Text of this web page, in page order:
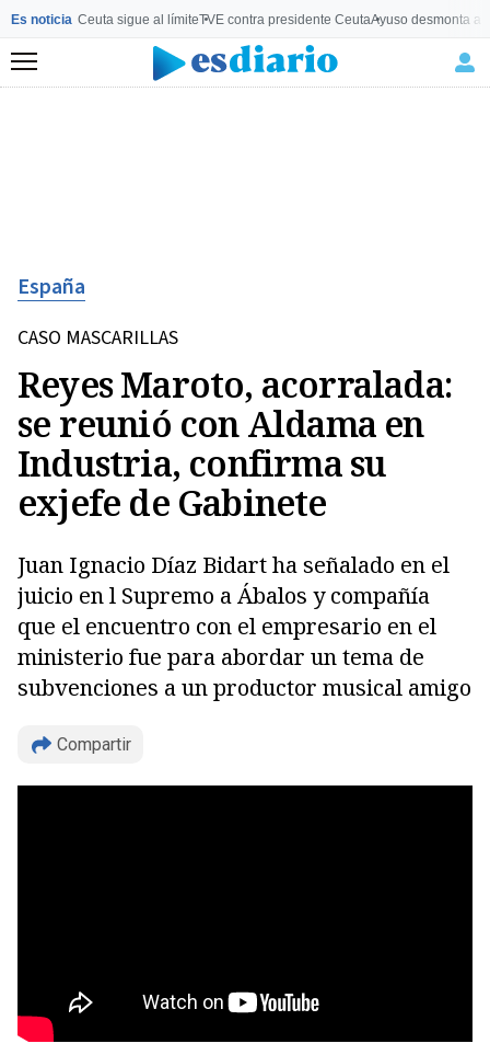
Es noticia Ceuta sigue al límiteTVE contra presidente CeutaAyuso desmonta a
Menú
España
CASO MASCARILLAS
Reyes Maroto, acorralada:
se reunió con Aldama en
Industria, confirma su
exjefe de Gabinete
Juan Ignacio Díaz Bidart ha señalado en el
juicio en l Supremo a Ábalos y compañía
que el encuentro con el empresario en el
ministerio fue para abordar un tema de
subvenciones a un productor musical amigo
Compartir
Copiar